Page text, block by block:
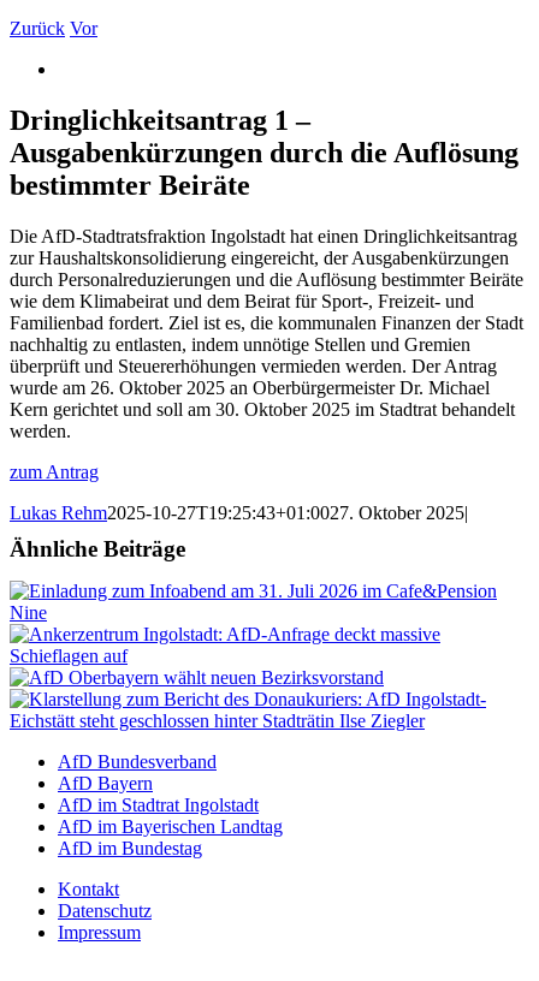
Zurück Vor
Bild
Dringlichkeitsantrag 1 –
Ausgabenkürzungen durch die Auflösung
bestimmter Beiräte
Die AfD-Stadtratsfraktion Ingolstadt hat einen Dringlichkeitsantrag
zur Haushaltskonsolidierung eingereicht, der Ausgabenkürzungen
durch Personalreduzierungen und die Auflösung bestimmter Beiräte
wie dem Klimabeirat und dem Beirat für Sport-, Freizeit- und
Familienbad fordert. Ziel ist es, die kommunalen Finanzen der Stadt
nachhaltig zu entlasten, indem unnötige Stellen und Gremien
überprüft und Steuererhöhungen vermieden werden. Der Antrag
wurde am 26. Oktober 2025 an Oberbürgermeister Dr. Michael
Kern gerichtet und soll am 30. Oktober 2025 im Stadtrat behandelt
werden.
zum Antrag
Lukas Rehm2025-10-27T19:25:43+01:0027. Oktober 2025|
Ähnliche Beiträge
AfD Bundesverband
AfD Bayern
AfD im Stadtrat Ingolstadt
AfD im Bayerischen Landtag
AfD im Bundestag
Kontakt
Datenschutz
Impressum